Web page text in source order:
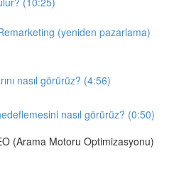
(yeniden pazarlama)
nasıl görürüz? (4:56)
nasıl görürüz? (0:50)
(Arama Motoru Optimizasyonu)